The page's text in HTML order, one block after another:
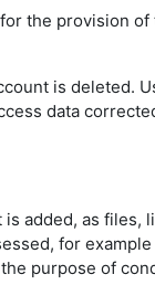
the provision
is deleted.
data
added, as
for
purpose of